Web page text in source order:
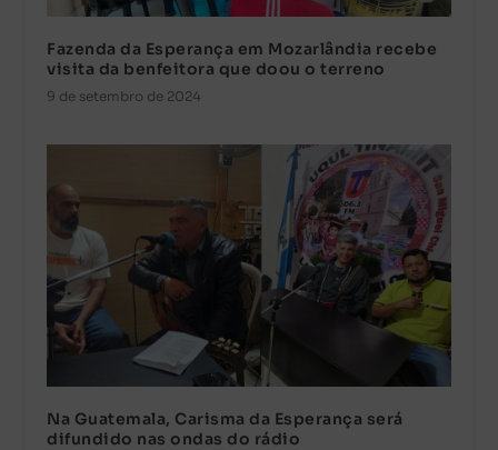
Fazenda da Esperança em Mozarlândia recebe
visita da benfeitora que doou o terreno
9 de setembro de 2024
Na Guatemala, Carisma da Esperança será
difundido nas ondas do rádio